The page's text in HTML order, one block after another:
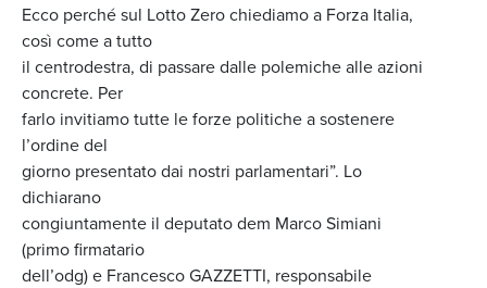
Ecco perché sul Lotto Zero chiediamo a Forza Italia,
così come a tutto
il centrodestra, di passare dalle polemiche alle azioni
concrete. Per
farlo invitiamo tutte le forze politiche a sostenere
l’ordine del
giorno presentato dai nostri parlamentari”. Lo
dichiarano
congiuntamente il deputato dem Marco Simiani
(primo firmatario
dell’odg) e Francesco GAZZETTI, responsabile